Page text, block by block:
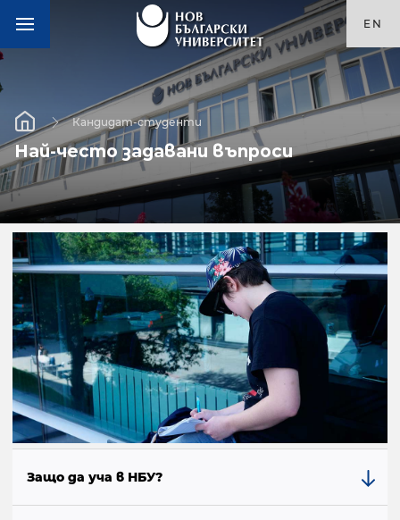
EN
Кандидат-студенти
Най-често задавани въпроси
Защо да уча в НБУ?